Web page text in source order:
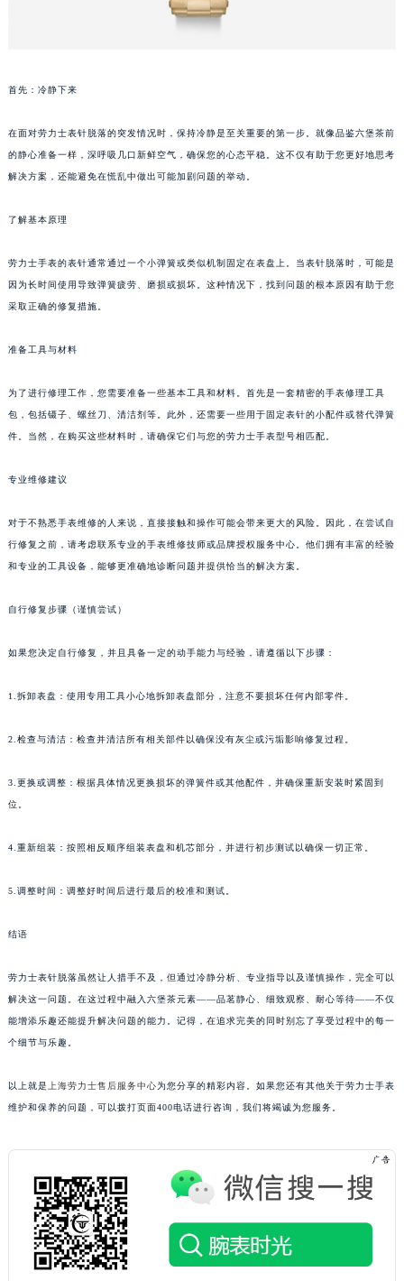
首先：冷静下来
在面对劳力士表针脱落的突发情况时，保持冷静是至关重要的第一步。就像品鉴六堡茶前
的静心准备一样，深呼吸几口新鲜空气，确保您的心态平稳。这不仅有助于您更好地思考
解决方案，还能避免在慌乱中做出可能加剧问题的举动。
了解基本原理
劳力士手表的表针通常通过一个小弹簧或类似机制固定在表盘上。当表针脱落时，可能是
因为长时间使用导致弹簧疲劳、磨损或损坏。这种情况下，找到问题的根本原因有助于您
采取正确的修复措施。
准备工具与材料
为了进行修理工作，您需要准备一些基本工具和材料。首先是一套精密的手表修理工具
包，包括镊子、螺丝刀、清洁剂等。此外，还需要一些用于固定表针的小配件或替代弹簧
件。当然，在购买这些材料时，请确保它们与您的劳力士手表型号相匹配。
专业维修建议
对于不熟悉手表维修的人来说，直接接触和操作可能会带来更大的风险。因此，在尝试自
行修复之前，请考虑联系专业的手表维修技师或品牌授权服务中心。他们拥有丰富的经验
和专业的工具设备，能够更准确地诊断问题并提供恰当的解决方案。
自行修复步骤（谨慎尝试）
如果您决定自行修复，并且具备一定的动手能力与经验，请遵循以下步骤：
1.拆卸表盘：使用专用工具小心地拆卸表盘部分，注意不要损坏任何内部零件。
2.检查与清洁：检查并清洁所有相关部件以确保没有灰尘或污垢影响修复过程。
3.更换或调整：根据具体情况更换损坏的弹簧件或其他配件，并确保重新安装时紧固到
位。
4.重新组装：按照相反顺序组装表盘和机芯部分，并进行初步测试以确保一切正常。
5.调整时间：调整好时间后进行最后的校准和测试。
结语
劳力士表针脱落虽然让人措手不及，但通过冷静分析、专业指导以及谨慎操作，完全可以
解决这一问题。在这过程中融入六堡茶元素——品茗静心、细致观察、耐心等待——不仅
能增添乐趣还能提升解决问题的能力。记得，在追求完美的同时别忘了享受过程中的每一
个细节与乐趣。
以上就是 上海劳力士售后服务中心为您分享的精彩内容。如果您还有其他关于劳力士手表
维护和保养的问题，可以拨打页面400电话进行咨询，我们将竭诚为您服务。